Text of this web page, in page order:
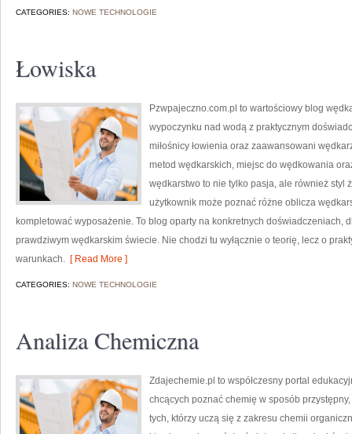
CATEGORIES: NOWE TECHNOLOGIE
Łowiska
Pzwpajeczno.com.pl to wartościowy blog
wypoczynku nad wodą z praktycznym
miłośnicy łowienia oraz zaawansowani
metod wędkarskich, miejsc do wędkowania
wędkarstwo to nie tylko pasja, ale również styl
użytkownik może poznać różne oblicza
kompletować wyposażenie. To blog oparty na konkretnych doświadczeniach,
prawdziwym wędkarskim świecie. Nie chodzi tu wyłącznie o teorię, lecz o
warunkach. [ Read More ]
CATEGORIES: NOWE TECHNOLOGIE
Analiza Chemiczna
Zdajechemie.pl to współczesny portal
chcących poznać chemię w sposób
tych, którzy uczą się z zakresu chemii